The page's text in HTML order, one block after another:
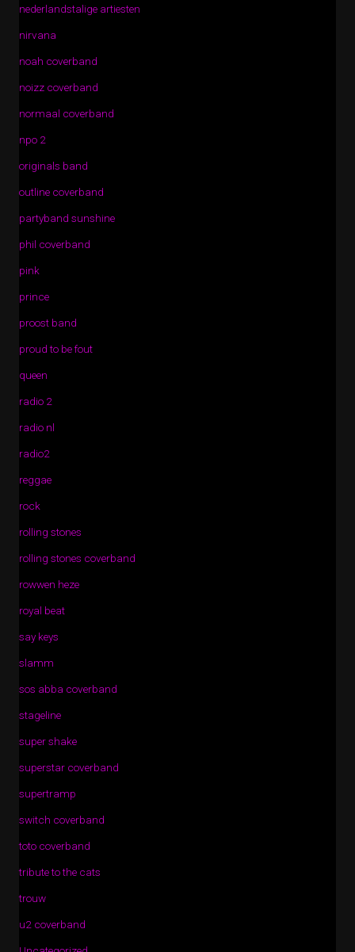
nederlandstalige artiesten
nirvana
noah coverband
noizz coverband
normaal coverband
npo 2
originals band
outline coverband
partyband sunshine
phil coverband
pink
prince
proost band
proud to be fout
queen
radio 2
radio nl
radio2
reggae
rock
rolling stones
rolling stones coverband
rowwen heze
royal beat
say keys
slamm
sos abba coverband
stageline
super shake
superstar coverband
supertramp
switch coverband
toto coverband
tribute to the cats
trouw
u2 coverband